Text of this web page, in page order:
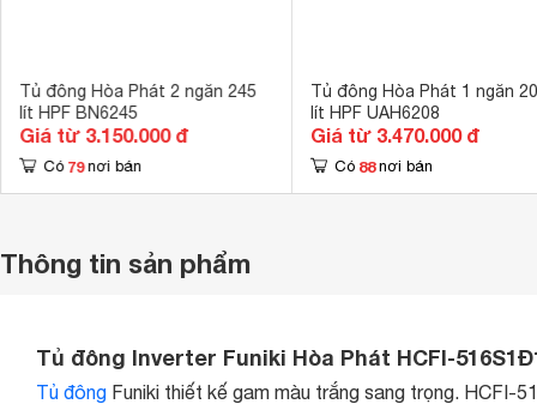
Tủ đông Hòa Phát 2 ngăn 245
lít HPF BN6245
Giá từ 3.150.000 đ
Có 79 nơi bán
Tủ đông Hòa Phát 1 ngăn
lít HPF UAH6208
Giá từ 3.470.000 đ
Có 88 nơi bán
Thông tin sản phẩm
Tủ đông Inverter Funiki Hòa Phát HCFI-
Tủ đông Funiki thiết kế gam màu trắng sang trọng. HCFI-